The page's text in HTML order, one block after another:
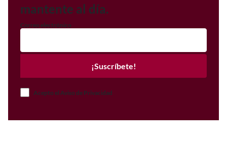
mantente al día.
Correo electrónico
¡Suscríbete!
Acepto el Aviso de Privacidad